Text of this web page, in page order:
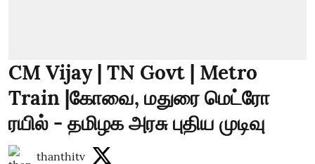
CM Vijay | TN Govt | Metro
Train |கோவை, மதுரை மெட்ரோ
ரயில் - தமிழக அரசு புதிய முடிவு
thanthitv